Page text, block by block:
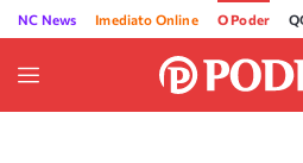
NC News Imediato Online O Poder